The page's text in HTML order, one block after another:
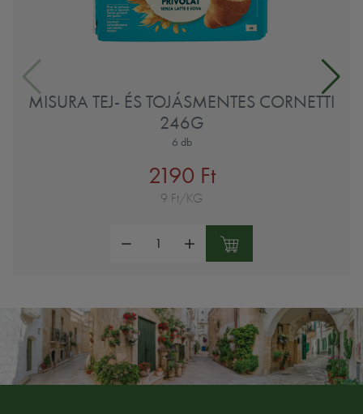
MISURA TEJ- ÉS TOJÁSMENTES CORNETTI
246G
6 db
2190 Ft
9 Ft/KG